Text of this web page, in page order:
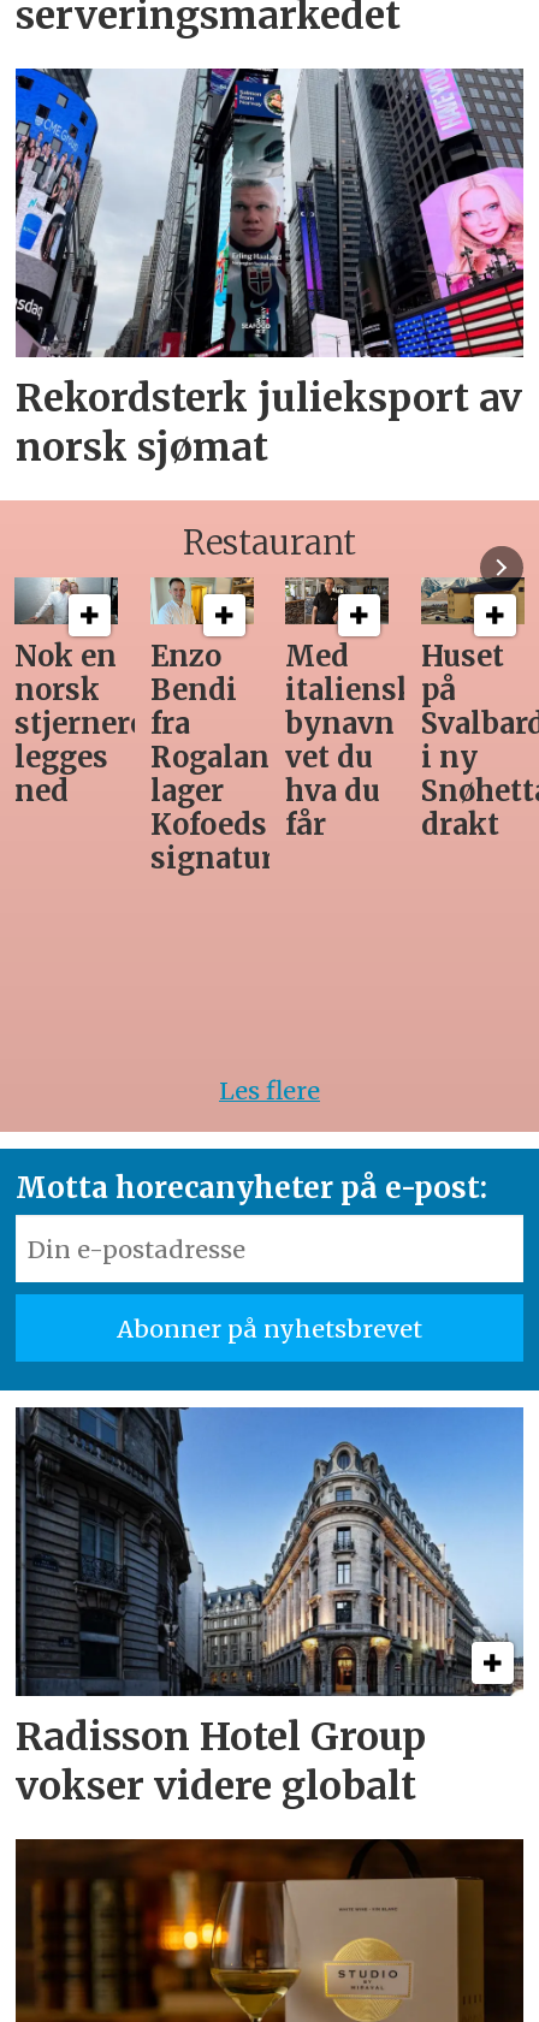
serveringsmarkedet
Rekordsterk julieksport av
norsk sjømat
Restaurant
Nok en
norsk
stjernerestaurant
legges
ned
Enzo
Bendi
fra
Rogaland
lager
Kofoeds
signaturrett
Med
italiensk
bynavn
vet du
hva du
får
Huset
på
i ny
drakt
Les flere
Motta horecanyheter på e-post:
Radisson Hotel Group
vokser videre globalt